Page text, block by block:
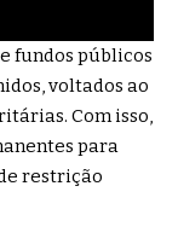
fundos públicos
voltados ao
Com isso,
para
restrição